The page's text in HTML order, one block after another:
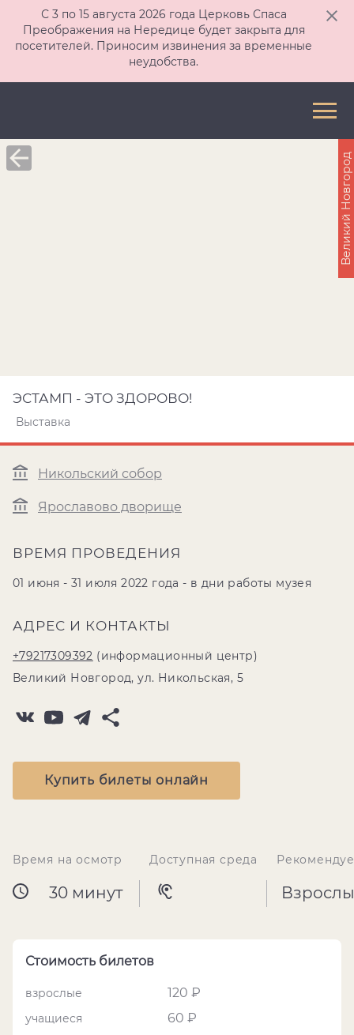
С 3 по 15 августа 2026 года Церковь Спаса
Преображения на Нередице будет закрыта для
посетителей. Приносим извинения за временные
неудобства.
ЭСТАМП - ЭТО ЗДОРОВО!
Выставка
Никольский собор
Ярославово дворище
ВРЕМЯ ПРОВЕДЕНИЯ
01 июня - 31 июля 2022 года - в дни работы музея
АДРЕС И КОНТАКТЫ
+79217309392 (информационный центр)
Великий Новгород, ул. Никольская, 5
Купить билеты онлайн
Великий Новгород
Время на осмотр
30 минут
Доступная среда
Стоимость билетов
взрослые 120 ₽
учащиеся 60 ₽